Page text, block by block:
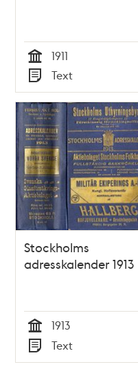
Tid
1911
Typ
Text
Stockholms
adresskalender 1913
Tid
1913
Typ
Text